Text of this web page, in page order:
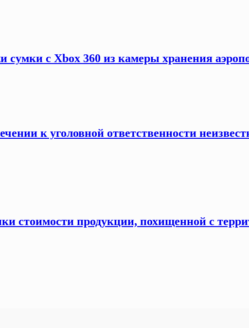
сумки с Xbox 360 из камеры хранения
к уголовной ответственности
стоимости продукции, похищенной с